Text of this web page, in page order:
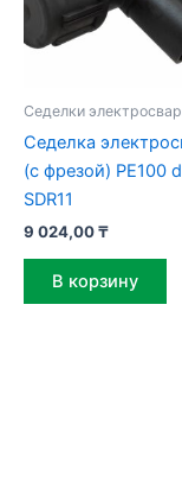
Седелки
Седелка
(с фрезой) PE100
SDR11
9 024,00₸
В корзину